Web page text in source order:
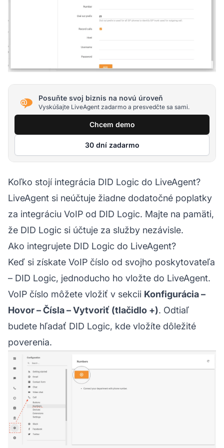
Posuňte svoj biznis na novú úroveň
Vyskúšajte LiveAgent zadarmo a presvedčte sa sami.
Chcem demo
30 dní zadarmo
Koľko stojí integrácia DID Logic do LiveAgent?
LiveAgent si neúčtuje žiadne dodatočné poplatky
za integráciu VoIP od DID Logic. Majte na pamäti,
že DID Logic si účtuje za služby nezávisle.
Ako integrujete DID Logic do LiveAgent?
Keď si získate VoIP číslo od svojho poskytovateľa
– DID Logic, jednoducho ho vložte do LiveAgent.
VoIP číslo môžete vložiť v sekcii Konfigurácia –
Hovor – Čísla – Vytvoriť (tlačidlo +). Odtiaľ
budete hľadať DID Logic, kde vložíte dôležité
poverenia.